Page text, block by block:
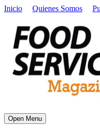
Inicio Quienes Somos
Open Menu